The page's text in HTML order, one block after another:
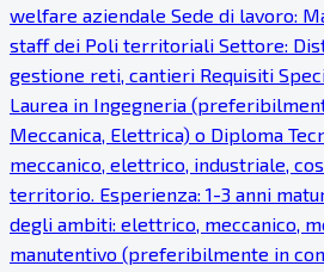
welfare aziendale Sede di lavoro:
staff dei Poli territoriali Settore:
gestione reti, cantieri Requisiti
Laurea in Ingegneria
Meccanica, Elettrica) o Diploma
meccanico, elettrico, industriale,
territorio. Esperienza: 1-3 anni
degli ambiti: elettrico, meccanico,
manutentivo (preferibilmente in